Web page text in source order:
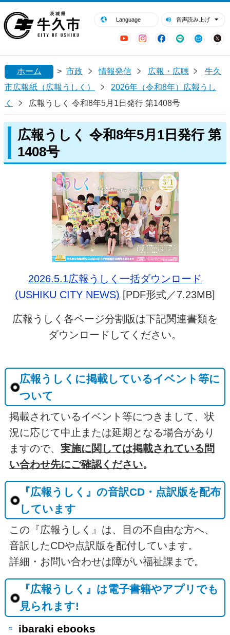
Language 音声読み上げ
YouTubeInstagram
Facebook
LINE Mail
閉じる
ホーム > 市政 情報発信 広報・広聴
牛久
市広報紙（広報うしく）
2026年（令和8年）広報うし
く
広報うしく 令和8年5月1日発行 第1408号
広報うしく 令和8年5月1日発行 第
1408号
2026.5.1広報うしく一括ダウンロード
(USHIKU CITY NEWS) [PDF形式／7.23MB]
広報うしく各ページ分割版は下記関連書類を
ダウンロードしてください。
広報うしくに掲載しているイベント等に
ついて
掲載されているイベント等につきまして、状
況に応じて中止または延期となる場合があり
ますので、 実施に関しては掲載されている問
い合わせ先にご確認ください。
『広報うしく』の音訳CD・点訳版を配布
しています
この『広報うしく』は、目の不自由な方へ、
音訳したCDや点訳版を配付しています。
詳細・お問い合わせは障がい福祉課まで。
『広報うしく』は電子書籍やアプリでも
見られます!
ibaraki ebooks